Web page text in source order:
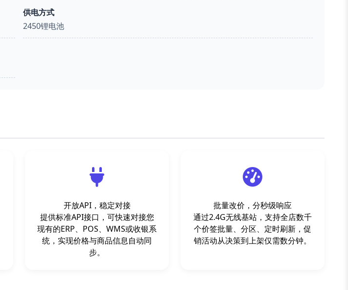
供电方式
2450锂电池
开放API，稳定对接
提供标准API接口，可快速对接您
现有的ERP、POS、WMS或收银系
统，实现价格与商品信息自动同
步。
批量改价，分秒级响应
通过2.4G无线基站，支持全店数千
个价签批量、分区、定时刷新，促
销活动从决策到上架仅需数分钟。